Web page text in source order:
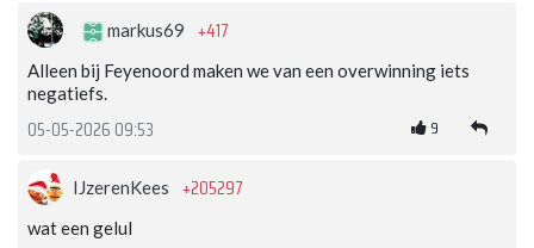
markus69 +417
Alleen bij Feyenoord maken we van een overwinning iets
negatiefs.
05-05-2026 09:53 9
IJzerenKees +205297
wat een gelul